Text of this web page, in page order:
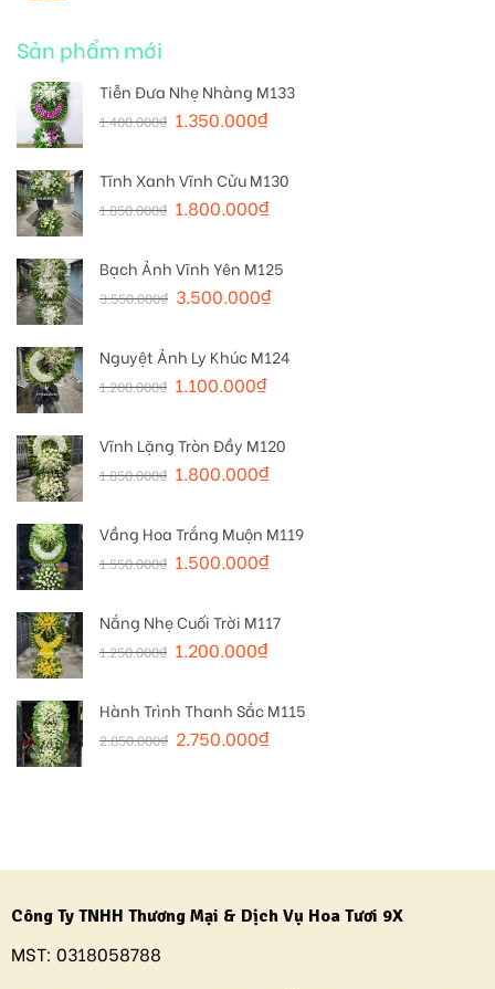
Sản phẩm mới
Tiễn Đưa Nhẹ Nhàng M133
1.400.000₫ 1.350.000₫
Tĩnh Xanh Vĩnh Cửu M130
1.850.000₫ 1.800.000₫
Bạch Ảnh Vĩnh Yên M125
3.550.000₫ 3.500.000₫
Nguyệt Ảnh Ly Khúc M124
1.200.000₫ 1.100.000₫
Vĩnh Lặng Tròn Đầy M120
1.850.000₫ 1.800.000₫
Vầng Hoa Trắng Muộn M119
1.550.000₫ 1.500.000₫
Nắng Nhẹ Cuối Trời M117
1.250.000₫ 1.200.000₫
Hành Trình Thanh Sắc M115
2.850.000₫ 2.750.000₫
Công Ty TNHH Thương Mại & Dịch Vụ Hoa Tươi 9X
MST: 0318058788